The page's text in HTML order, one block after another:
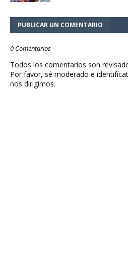
PUBLICAR UN COMENTARIO
0 Comentarios
Todos los comentarios son
Por favor, sé moderado e
nos dirigimos.